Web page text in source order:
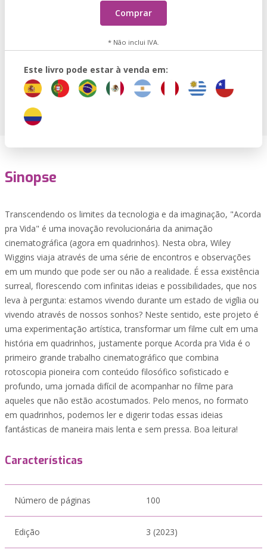
Comprar
* Não inclui IVA.
Este livro pode estar à venda em:
Sinopse
Transcendendo os limites da tecnologia e da imaginação, "Acorda
pra Vida" é uma inovação revolucionária da animação
cinematográfica (agora em quadrinhos). Nesta obra, Wiley
Wiggins viaja através de uma série de encontros e observações
em um mundo que pode ser ou não a realidade. É essa existência
surreal, florescendo com infinitas ideias e possibilidades, que nos
leva à pergunta: estamos vivendo durante um estado de vigília ou
vivendo através de nossos sonhos? Neste sentido, este projeto é
uma experimentação artística, transformar um filme cult em uma
história em quadrinhos, justamente porque Acorda pra Vida é o
primeiro grande trabalho cinematográfico que combina
rotoscopia pioneira com conteúdo filosófico sofisticado e
profundo, uma jornada difícil de acompanhar no filme para
aqueles que não estão acostumados. Pelo menos, no formato
em quadrinhos, podemos ler e digerir todas essas ideias
fantásticas de maneira mais lenta e sem pressa. Boa leitura!
Características
Número de páginas 100
Edição 3 (2023)